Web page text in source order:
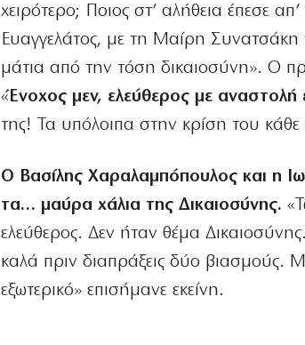
χειρότερο; Ποιος στ’ αλήθεια έπεσε
Ευαγγελάτος, με τη Μαίρη
μάτια από την τόση δικαιοσύνη». Ο
«Ένοχος μεν, ελεύθερος με αναστολή
της! Τα υπόλοιπα στην κρίση του
Ο Βασίλης Χαραλαμπόπουλος και η
τα… μαύρα χάλια της Δικαιοσύνης.
ελεύθερος. Δεν ήταν θέμα
καλά πριν διαπράξεις δύο βιασμούς.
εξωτερικό» επισήμανε εκείνη.